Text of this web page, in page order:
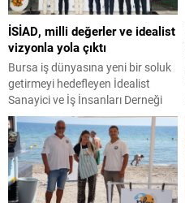
Bursa Kültür Sanat ve Turizm
Vakfı (BKSTV) tarafından bu yıl
64’üncüsü düzenlenen
Uluslararası Bursa Festivali, ilklere
sahne...
İSİAD, milli değerler ve idealist
vizyonla yola çıktı
Bursa iş dünyasına yeni bir soluk
getirmeyi hedefleyen İdealist
Sanayici ve İş İnsanları Derneği
(İSİAD), Ürünlü Atlı Spor Kulübü
Tesisleri’nde düzenlenen kuruluş
organizasyonu ile ekonomi
dünyasına ‘merhaba’ dedi.
Derneğin milli değerlerle
harmanlanmış vizyonunun ilan